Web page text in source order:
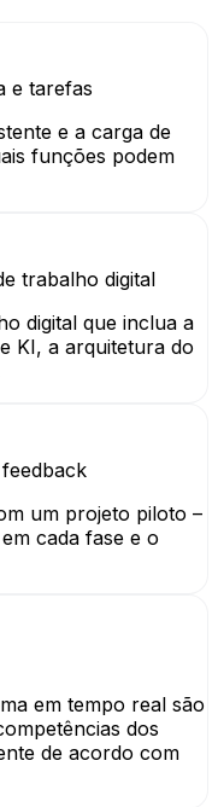
e tarefas
e a carga de
funções podem
trabalho digital
digital que inclua a
KI, a arquitetura do
um projeto piloto –
cada fase e o
em tempo real são
dos
de acordo com